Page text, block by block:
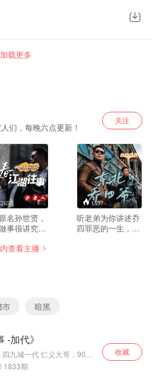
加载更多
们，每晚六点更新！
关注
名孙世贤，
事很讲究，
义”著称。 号
小贤出殡当天
纸钱全是真正
然般的存
究竟是怎么
？又是怎么
？ 接下来听
1597
听老弟为你讲述乔
四罪恶的一生，每
查看主播
市 暗黑
-加代》
九城一代 仁义大哥，90年
圳王",香港悍匪张子强的拜
1833期
收藏